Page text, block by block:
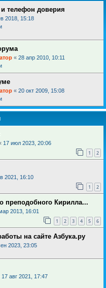
телефон доверия
2018, 15:18
« 28 апр 2010, 10:11
« 20 окт 2009, 15:08
17 июл 2023, 20:06
1 2
2021, 16:10
1 2
преподобного Кирилла...
2013, 16:01
1 2 3 4 5 6
на сайте Азбука.ру
2023, 23:05
17 авг 2021, 17:47